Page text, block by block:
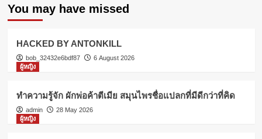
You may have missed
HACKED BY ANTONKILL
bob_32432e6bdf87
6 August 2026
ผู้หญิง
ทำความรู้จัก ผักพ่อค้าตีเมีย สมุนไพรชื่อแปลกที่มีดีกว่าที่คิด
admin
28 May 2026
ผู้หญิง